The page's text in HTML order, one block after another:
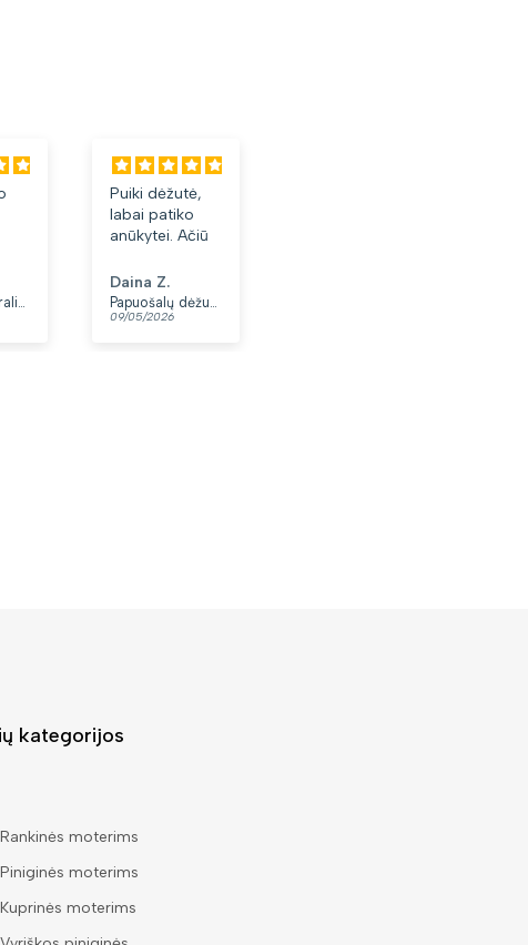
Puiki dėžutė,
labai patiko
anūkytei. Ačiū
Daina Z.
09/05/2026
kategorijos
Rankinės moterims
Piniginės moterims
Kuprinės moterims